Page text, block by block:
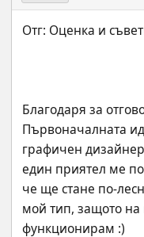
Благодаря за
Първоначалната
графичен
един приятел ме
че ще стане по-
мой тип, защото
функционирам :)